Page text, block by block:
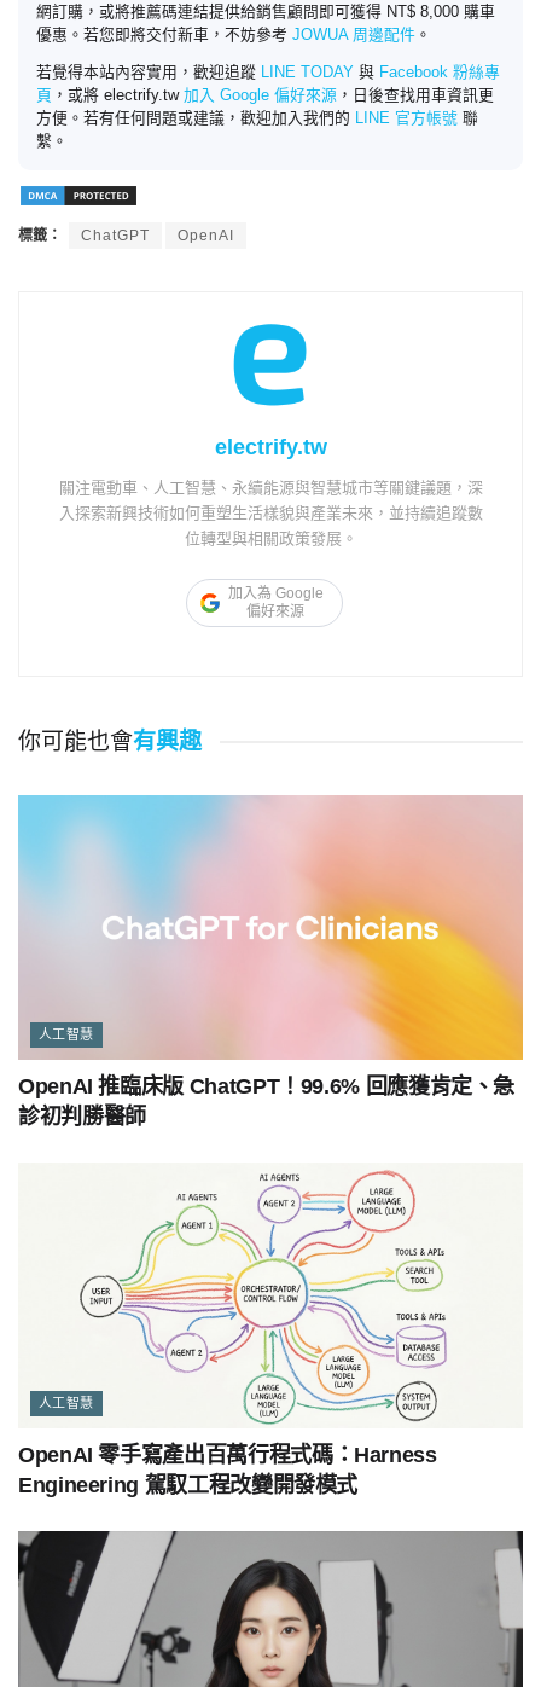
網訂購，或將推薦碼連結提供給銷售顧問即可獲得 NT$ 8,000 購車
優惠。若您即將交付新車，不妨參考 JOWUA 周邊配件 。
若覺得本站內容實用，歡迎追蹤 LINE TODAY 與 Facebook 粉絲專
頁 ，或將 electrify.tw 加入 Google 偏好來源 ，日後查找用車資訊更
方便。若有任何問題或建議，歡迎加入我們的 LINE 官方帳號 聯
繫。
標籤： ChatGPT OpenAI
electrify.tw
關注電動車、人工智慧、永續能源與智慧城市等關鍵議題，深
入探索新興技術如何重塑生活樣貌與產業未來，並持續追蹤數
位轉型與相關政策發展。
加入為 Google
偏好來源
你可能也會有興趣
人工智慧
OpenAI 推臨床版 ChatGPT！99.6% 回應獲肯定、急
診初判勝醫師
人工智慧
OpenAI 零手寫產出百萬行程式碼：Harness
Engineering 駕馭工程改變開發模式